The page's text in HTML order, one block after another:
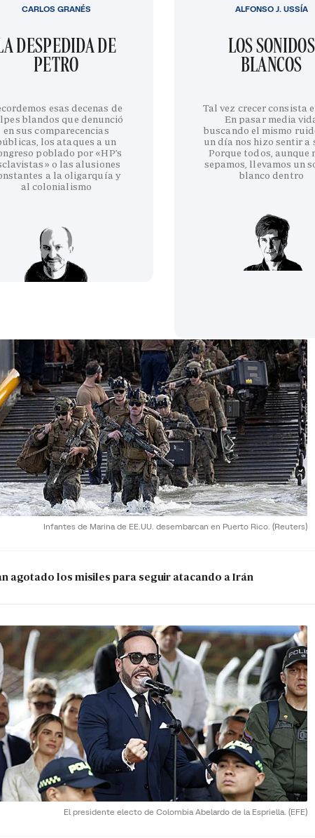
DESPEDIDA DE
PETRO
esas decenas de
blandos que denunció
en sus comparecencias
los ataques a un
poblado por «HP’s
o las alusiones
a la oligarquía y
al colonialismo
CARLOS GRANÉS
LOS SONIDOS
BLANCOS
Tal vez crecer consista
En pasar media
buscando el mismo
un día nos hizo sentir a
Porque todos, aunque
sepamos, llevamos un
blanco dentro
ALFONSO J. USSÍA
Infantes de Marina de EE.UU. desembarcan en Puerto Rico. (Reuters)
agotado los misiles para seguir atacando a Irán
El presidente electo de Colombia Abelardo de la Espriella. (EFE)